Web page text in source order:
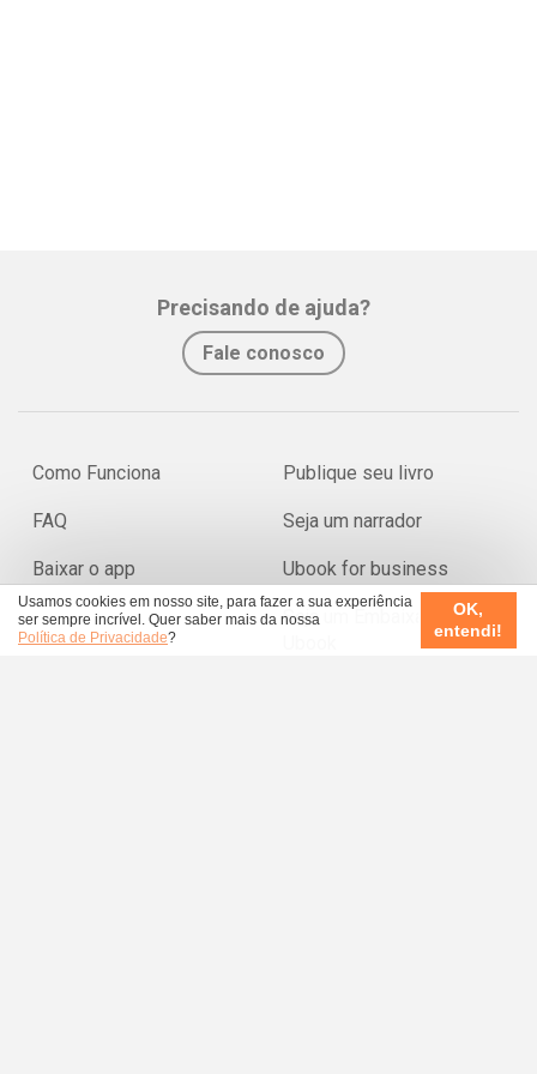
Usamos cookies em nosso site, para fazer a sua experiência
ser sempre incrível. Quer saber mais da nossa
Política de Privacidade?
OK,
entendi!
Precisando de ajuda?
Fale conosco
Como Funciona
FAQ
Baixar o app
Publique seu livro
Seja um narrador
Ubook for business
Seja um Embaixador